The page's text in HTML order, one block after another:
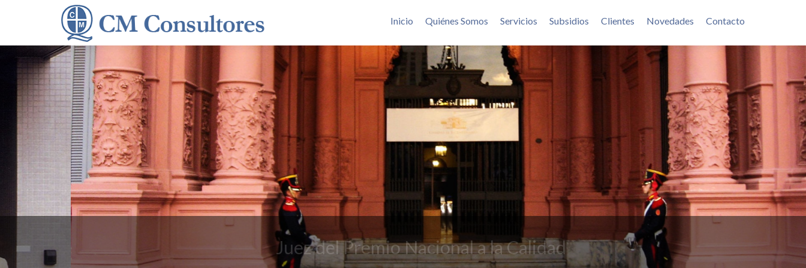
Inicio
Quiénes Somos Servicios Subsidios Clientes Novedades Contacto
Juez del Premio Nacional a la Calidad